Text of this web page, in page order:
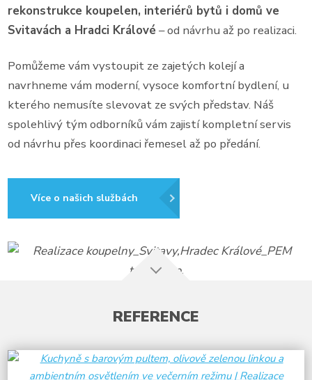
rekonstrukce koupelen, interiérů bytů i domů ve
Svitavách a Hradci Králové – od návrhu až po realizaci.
Pomůžeme vám vystoupit ze zajetých kolejí a
navrhneme vám moderní, vysoce komfortní bydlení, u
kterého nemusíte slevovat ze svých představ. Náš
spolehlivý tým odborníků vám zajistí kompletní servis
od návrhu přes koordinaci řemesel až po předání.
Více o našich službách
REFERENCE